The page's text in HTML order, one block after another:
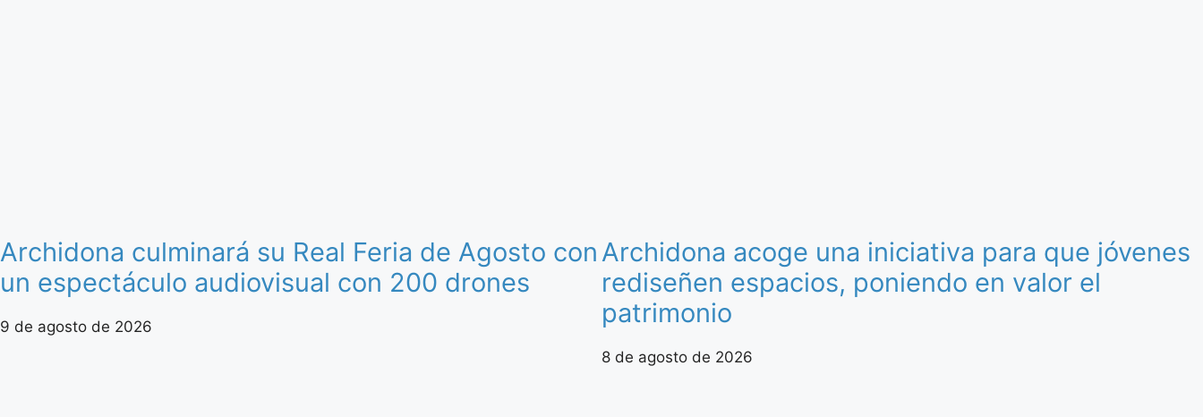
Archidona culminará su Real Feria de Agosto con
un espectáculo audiovisual con 200 drones
9 de agosto de 2026
Archidona acoge una iniciativa para que jóvenes
rediseñen espacios, poniendo en valor el
patrimonio
8 de agosto de 2026